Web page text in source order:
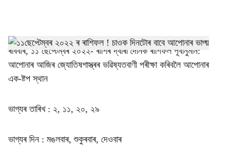
h
a
e
ৰবিবাৰ, ১১ ছেপ্টেম্বৰ ২০২২- ৰাশিৰ দ্বাৰা দৈনিক ৰাশিফল পূৰ্বানুমান:
আপোনাৰ আজিৰ জ্যোতিষশাস্ত্ৰৰ ভৱিষ্যতবাণী পৰীক্ষা কৰিবলৈ আপোনাৰ
এক-ষ্টপ স্থান
ভাগ্যৰ তাৰিখ : ২, ১১, ২০, ২৯
ভাগ্যৰ দিন : মঙলবাৰ, শুকুৰবাৰ, দেওবাৰ